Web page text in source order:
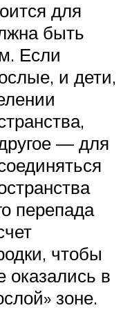
для
быть
Если
и дети,
— для
перепада
чтобы
оказались в
зоне.